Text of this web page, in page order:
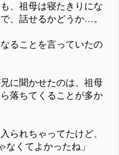
、祖母は寝たきりにな
、話せるかどうか…。
ることを言っていたの
に聞かせたのは、祖母
落ちてくることが多か
られちゃってたけど、
なくてよかったね」